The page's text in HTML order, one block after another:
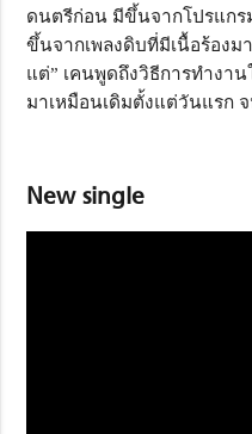
ดนตรีก่อน มีขึ้นจากโปรแก
ขึ้นจากเพลงดิบที่มีเนื้อร้อง
แต่” เคนพูดถึงวิธีการทำงา
มาเหมือนเดิมตั้งแต่วันแรก
New single